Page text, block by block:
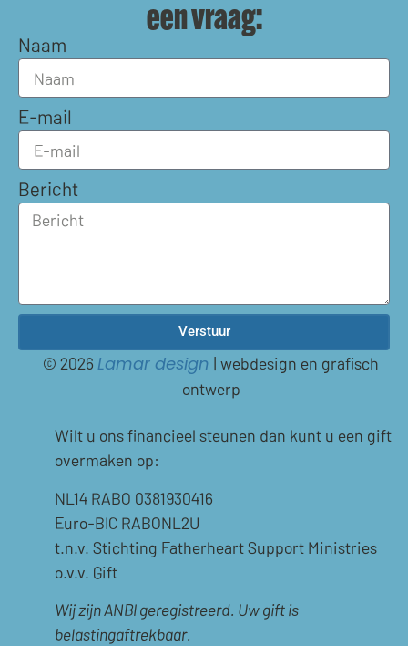
Wilt u ons financieel steunen dan kunt u een gift
overmaken op:
NL14 RABO 0381930416
Euro-BIC RABONL2U
t.n.v. Stichting Fatherheart Support Ministries
o.v.v. Gift
Wij zijn ANBI geregistreerd. Uw gift is
belastingaftrekbaar.
een vraag:
Naam
E-mail
Bericht
Verstuur
© 2026 Lamar design | webdesign en grafisch
ontwerp